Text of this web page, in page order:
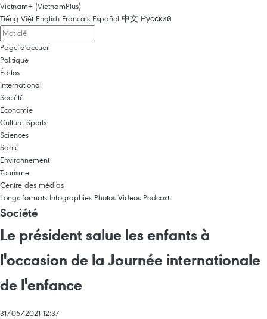
Vietnam+ (VietnamPlus)
Tiếng Việt English Français Español 中文 Русский
Page d'accueil
Politique
Éditos
International
Société
Économie
Culture-Sports
Sciences
Santé
Environnement
Tourisme
Centre des médias
Longs formats Infographies Photos Videos Podcast
Société
Le président salue les enfants à
l'occasion de la Journée internationale
de l'enfance
31/05/2021 12:37